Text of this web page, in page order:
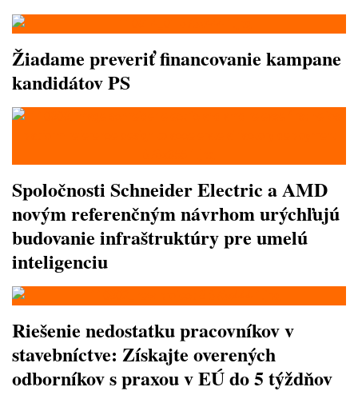
Žiadame preveriť financovanie kampane
kandidátov PS
Spoločnosti Schneider Electric a AMD
novým referenčným návrhom urýchľujú
budovanie infraštruktúry pre umelú
inteligenciu
Riešenie nedostatku pracovníkov v
stavebníctve: Získajte overených
odborníkov s praxou v EÚ do 5 týždňov